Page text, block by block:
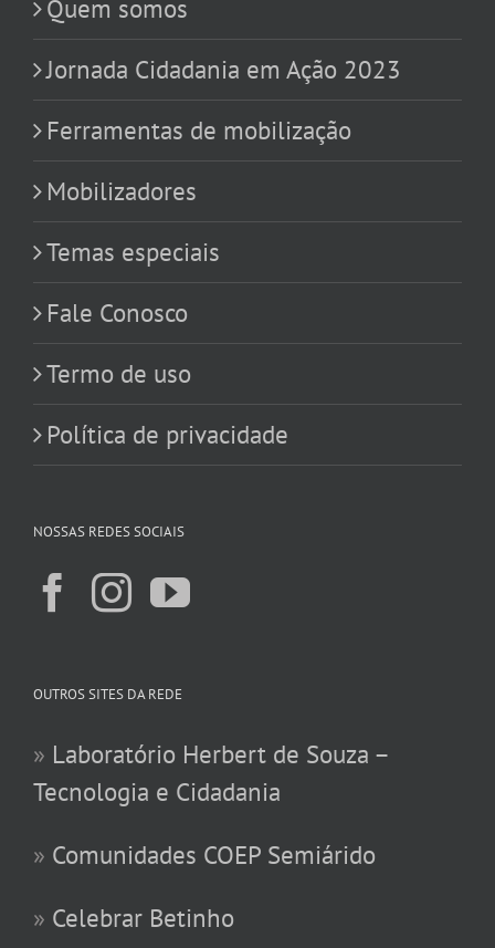
Quem somos
Jornada Cidadania em Ação 2023
Ferramentas de mobilização
Mobilizadores
Temas especiais
Fale Conosco
Termo de uso
Política de privacidade
NOSSAS REDES SOCIAIS
OUTROS SITES DA REDE
» Laboratório Herbert de Souza –
Tecnologia e Cidadania
» Comunidades COEP Semiárido
» Celebrar Betinho